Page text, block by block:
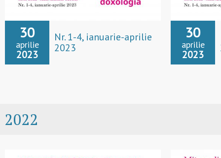
30
aprilie
2023
Nr. 1-4, ianuarie-aprilie
2023
30
aprilie
2023
2022